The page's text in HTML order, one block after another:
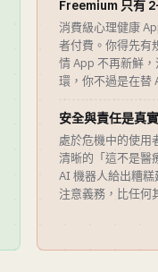
Freemium 只有
消費級心理健康
者付費。你得先有
情 App 不再新鮮
環，你不過是在替
安全與責任是真
處於危機中的使用
清晰的「這不是醫
AI 機器人給出糟
注意義務，比任何